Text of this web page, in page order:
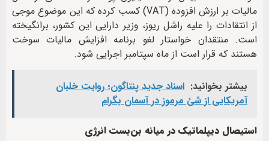
مالیات بر ارزش افزوده (VAT) کسب کرده که این موضوع موجی
از انتقادات را علیه راشل ریوز، وزیر دارایی این کشور، برانگیخته
است. منتقدان خواستار لغو برنامه افزایش مالیات سوخت
هستند که قرار است از ماه سپتامبر اجرایی شود.
بیشتر بخوانید: اسناد جدید پنتاگون؛ روایت خلبان
آمریکایی از شئ مرموز در آسمان بگرام
استیصال دیپلماتیک در میانه بن‌بست انرژی